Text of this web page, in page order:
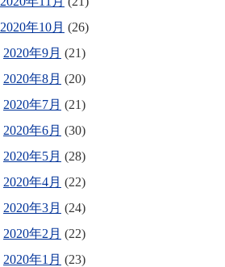
2020年10月 (26)
2020年9月 (21)
2020年8月 (20)
2020年7月 (21)
2020年6月 (30)
2020年5月 (28)
2020年4月 (22)
2020年3月 (24)
2020年2月 (22)
2020年1月 (23)